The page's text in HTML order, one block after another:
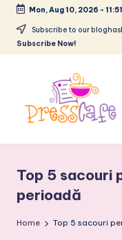
Skip
Mon, Aug 10, 2026 -
Subscribe to our
Subscribe Now!
e
s
s
urbane
Top 5 sacouri
perioadă
Home Top 5 sacouri